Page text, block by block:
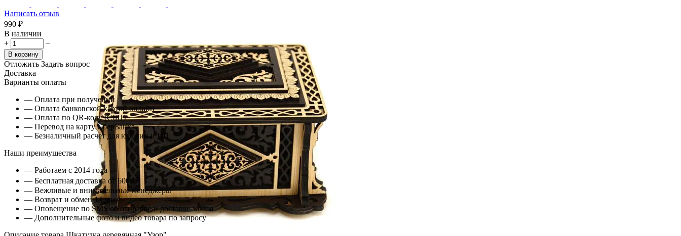
Написать отзыв
‍990‍ ₽
В наличии
+
−
В корзину
Отложить Задать вопрос
Доставка
Варианты оплаты
— Оплата при получении
— Оплата банковской картой онлайн
— Оплата по QR-коду (СБП)
— Перевод на карту СберБанка
— Безналичный расчет для юр. лиц и ИП
Наши преимущества
— Работаем с 2014 года
— Бесплатная доставка от 6000 ₽
— Вежливые и внимательные менеджеры
— Возврат и обмен 14 дней
— Оповещение по SMS об отправке и доставке заказа
— Дополнительные фото и видео товара по запросу